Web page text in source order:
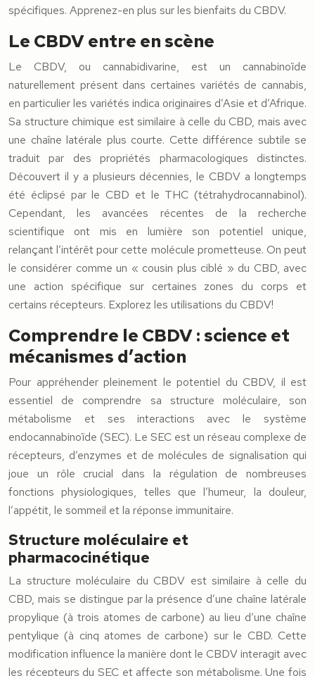
spécifiques. Apprenez-en plus sur les bienfaits du CBDV.
Le CBDV entre en scène
Le CBDV, ou cannabidivarine, est un cannabinoïde
naturellement présent dans certaines variétés de cannabis,
en particulier les variétés indica originaires d’Asie et d’Afrique.
Sa structure chimique est similaire à celle du CBD, mais avec
une chaîne latérale plus courte. Cette différence subtile se
traduit par des propriétés pharmacologiques distinctes.
Découvert il y a plusieurs décennies, le CBDV a longtemps
été éclipsé par le CBD et le THC (tétrahydrocannabinol).
Cependant, les avancées récentes de la recherche
scientifique ont mis en lumière son potentiel unique,
relançant l’intérêt pour cette molécule prometteuse. On peut
le considérer comme un « cousin plus ciblé » du CBD, avec
une action spécifique sur certaines zones du corps et
certains récepteurs. Explorez les utilisations du CBDV!
Comprendre le CBDV : science et
mécanismes d’action
Pour appréhender pleinement le potentiel du CBDV, il est
essentiel de comprendre sa structure moléculaire, son
métabolisme et ses interactions avec le système
endocannabinoïde (SEC). Le SEC est un réseau complexe de
récepteurs, d’enzymes et de molécules de signalisation qui
joue un rôle crucial dans la régulation de nombreuses
fonctions physiologiques, telles que l’humeur, la douleur,
l’appétit, le sommeil et la réponse immunitaire.
Structure moléculaire et
pharmacocinétique
La structure moléculaire du CBDV est similaire à celle du
CBD, mais se distingue par la présence d’une chaîne latérale
propylique (à trois atomes de carbone) au lieu d’une chaîne
pentylique (à cinq atomes de carbone) sur le CBD. Cette
modification influence la manière dont le CBDV interagit avec
les récepteurs du SEC et affecte son métabolisme. Une fois